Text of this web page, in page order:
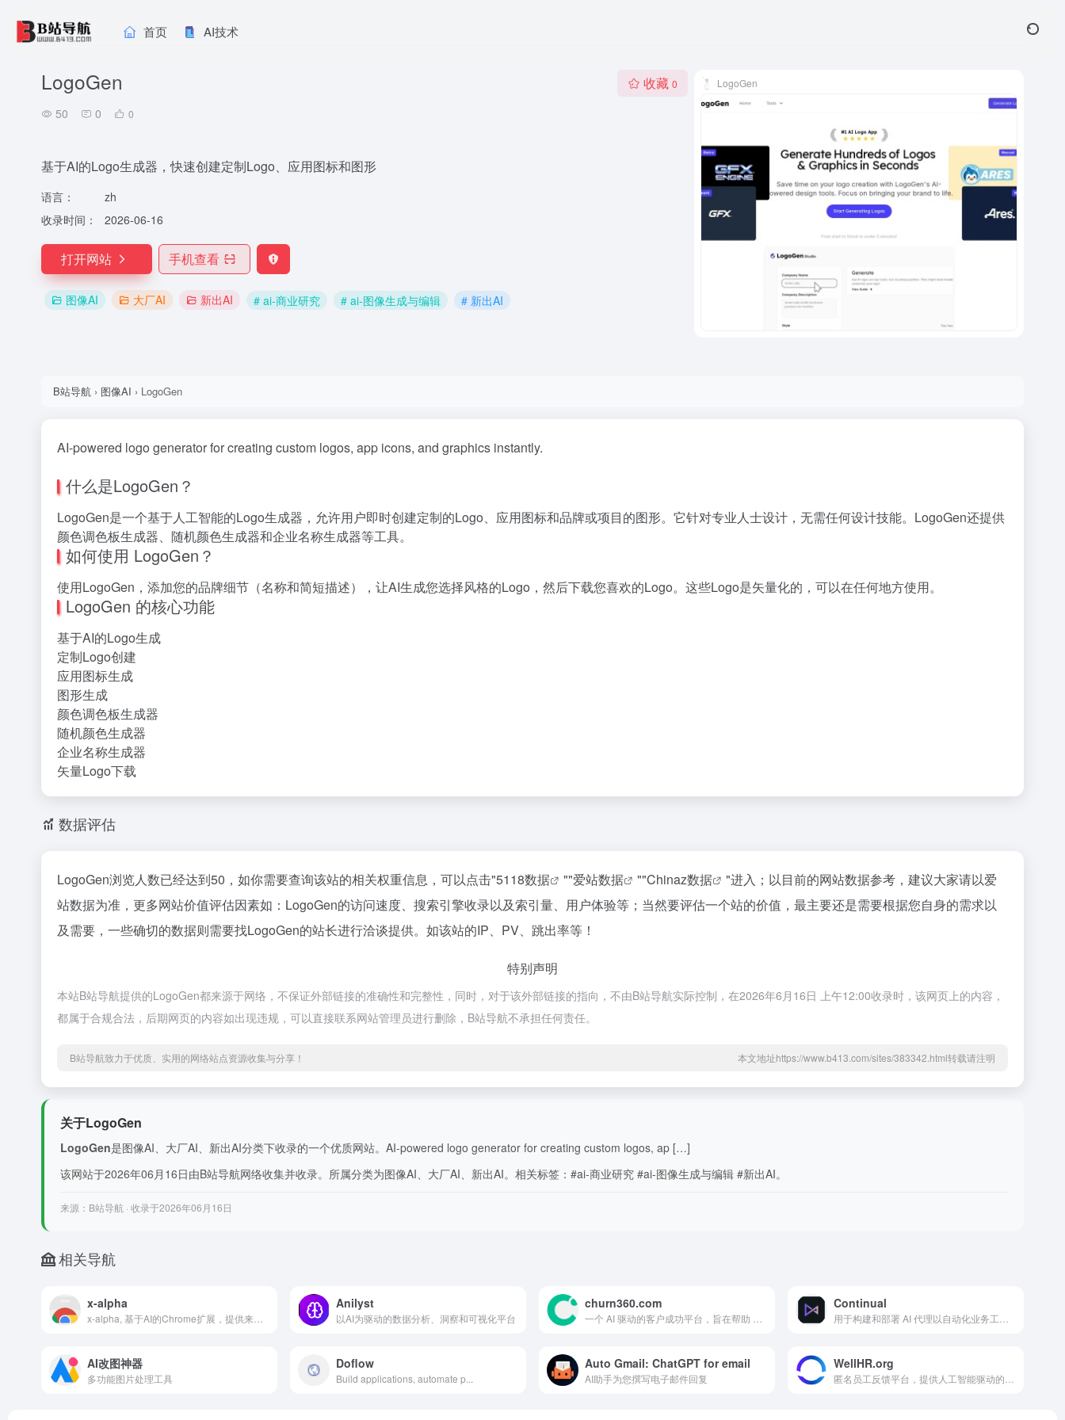
首页 AI技术
LogoGen
50 0 0
收藏 0
基于AI的Logo生成器，快速创建定制Logo、应用图标和图形
语言：
zh
收录时间：
2026-06-16
打开网站 手机查看
图像AI 大厂AI 新出AI # ai-商业研究 # ai-图像生成与编辑 # 新出AI
LogoGen
B站导航 › 图像AI › LogoGen
AI-powered logo generator for creating custom logos, app icons, and graphics instantly.
什么是LogoGen？
LogoGen是一个基于人工智能的Logo生成器，允许用户即时创建定制的Logo、应用图标和品牌或项目的图形。它针对专业人士设计，无需任何设计技能。LogoGen还提供
颜色调色板生成器、随机颜色生成器和企业名称生成器等工具。
如何使用 LogoGen？
使用LogoGen，添加您的品牌细节（名称和简短描述），让AI生成您选择风格的Logo，然后下载您喜欢的Logo。这些Logo是矢量化的，可以在任何地方使用。
LogoGen 的核心功能
基于AI的Logo生成
定制Logo创建
应用图标生成
图形生成
颜色调色板生成器
随机颜色生成器
企业名称生成器
矢量Logo下载
数据评估
LogoGen浏览人数已经达到50，如你需要查询该站的相关权重信息，可以点击"5118数据 ""爱站数据 ""Chinaz数据
"进入；以目前的网站数据参考，建议大家请以爱
站数据为准，更多网站价值评估因素如：LogoGen的访问速度、搜索引擎收录以及索引量、用户体验等；当然要评估一个站的价值，最主要还是需要根据您自身的需求以
及需要，一些确切的数据则需要找LogoGen的站长进行洽谈提供。如该站的IP、PV、跳出率等！
特别声明
本站B站导航提供的LogoGen都来源于网络，不保证外部链接的准确性和完整性，同时，对于该外部链接的指向，不由B站导航实际控制，在2026年6月16日 上午12:00收录时，该网页上的内容，
都属于合规合法，后期网页的内容如出现违规，可以直接联系网站管理员进行删除，B站导航不承担任何责任。
B站导航致力于优质、实用的网络站点资源收集与分享！ 本文地址https://www.b413.com/sites/383342.html转载请注明
关于LogoGen
LogoGen是图像AI、大厂AI、新出AI分类下收录的一个优质网站。AI-powered logo generator for creating custom logos, ap […]
该网站于2026年06月16日由B站导航网络收集并收录。所属分类为图像AI、大厂AI、新出AI。相关标签：#ai-商业研究 #ai-图像生成与编辑 #新出AI。
来源：B站导航 · 收录于2026年06月16日
相关导航
x-alpha Anilyst
以AI为驱动的数据分析、洞察和可视化平台
churn360.com Continual
AI改图神器
多功能图片处理工具
Doflow
Build applications, automate p...
Auto Gmail: ChatGPT for email
AI助手为您撰写电子邮件回复
WellHR.org